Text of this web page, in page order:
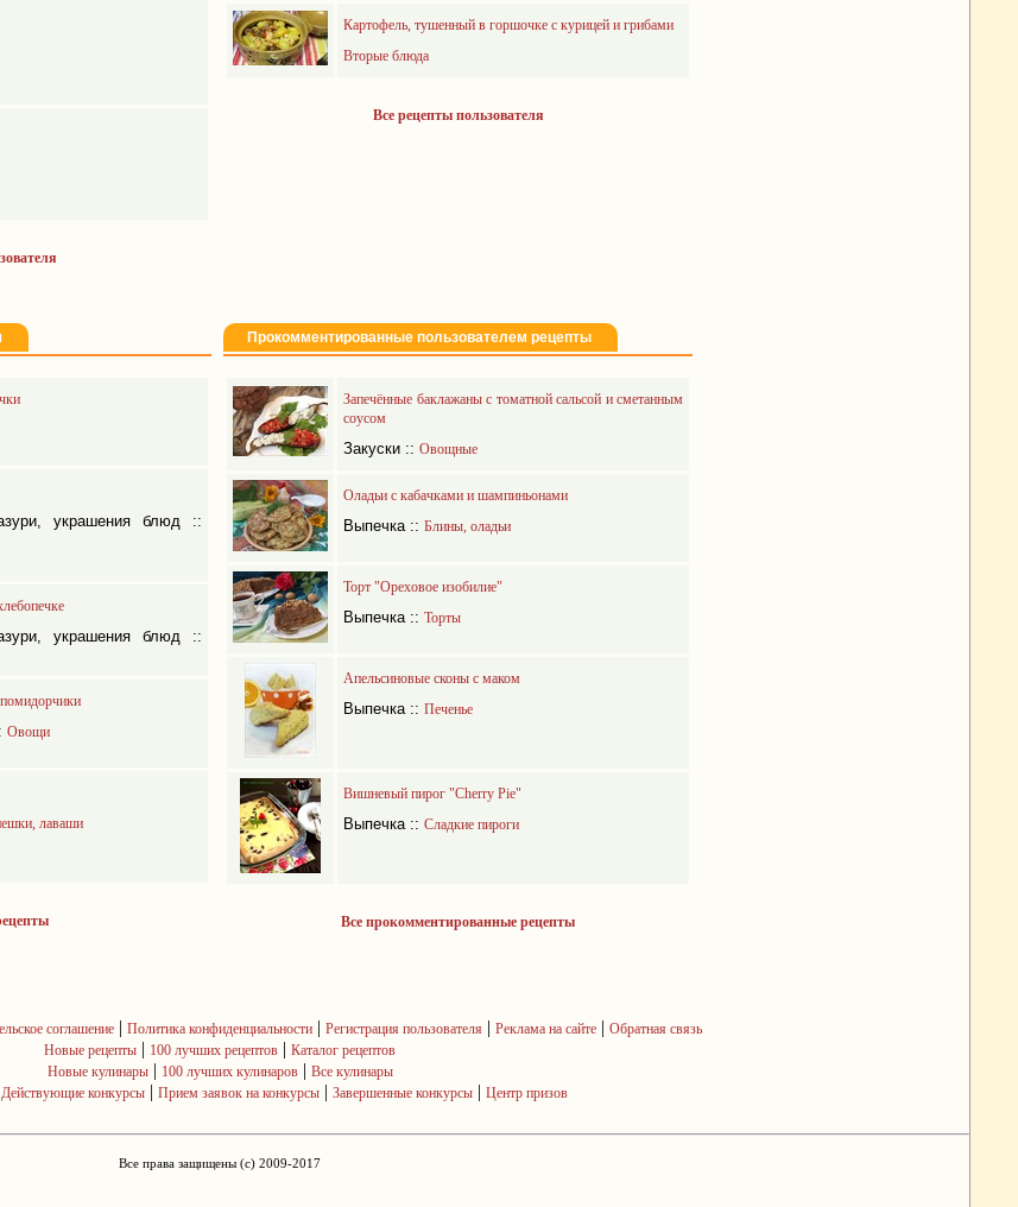
Картофель, тушенный в горшочке с курицей и грибами
Вторые блюда
Все рецепты пользователя
Прокомментированные пользователем рецепты
украшения блюд ::
украшения блюд ::
Овощи
лаваши
Запечённые баклажаны с томатной сальсой и сметанным
соусом
Закуски :: Овощные
Оладьи с кабачками и шампиньонами
Выпечка:: Блины, оладьи
Торт "Ореховое изобилие"
Выпечка:: Торты
Апельсиновые сконы с маком
Выпечка:: Печенье
Вишневый пирог "Cherry Pie"
Выпечка:: Сладкие пироги
Все прокомментированные рецепты
соглашение| Политика конфиденциальности| Регистрация пользователя | Реклама на сайте| Обратная связь
Новые рецепты | 100 лучших рецептов | Каталог рецептов
Новые кулинары| 100 лучших кулинаров| Все кулинары
Действующие конкурсы | Прием заявок на конкурсы | Завершенные конкурсы | Центр призов
Все права защищены (c) 2009-2017